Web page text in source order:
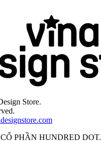
Store.
PHẦN HUNDRED DOT.